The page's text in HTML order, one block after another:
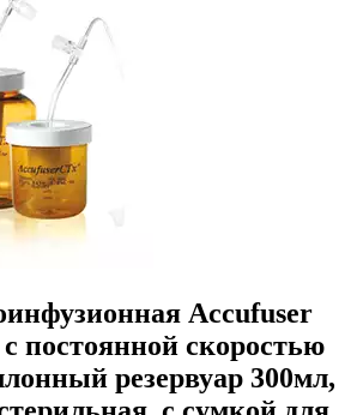
Accufuser
постоянной скоростью
резервуар 300мл,